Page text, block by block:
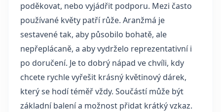
poděkovat, nebo vyjádřit podporu. Mezi často
používané květy patří růže. Aranžmá je
sestavené tak, aby působilo bohatě, ale
nepřeplácaně, a aby vydrželo reprezentativní i
po doručení. Je to dobrý nápad ve chvíli, kdy
chcete rychle vyřešit krásný květinový dárek,
který se hodí téměř vždy. Součástí může být
základní balení a možnost přidat krátký vzkaz.